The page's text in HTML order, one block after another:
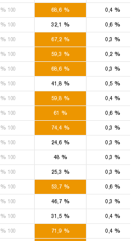
%100 %
68,6 %
%100 % %
%100 %
67,2 %
%100 % %
%100 %
68,6 %
%100 %
41,8 %
%100 %
59,8 %
%100 % %
%100 %
74,4 %
%100 %
24,6 %
%100 % %
%100 % %
%100 %
53,7 %
%100 %
46,7 %
%100 %
31,5 %
%100 %
71,9 %